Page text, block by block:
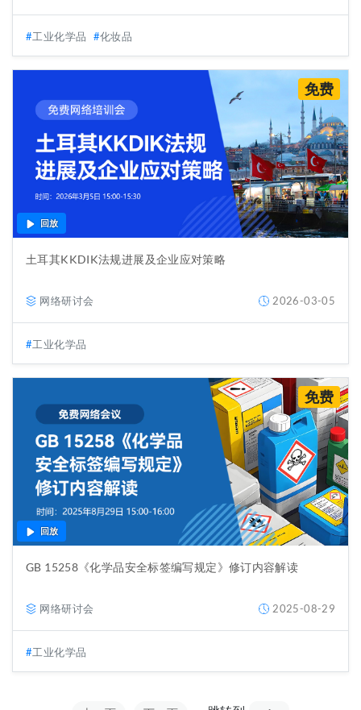
工业化学品 化妆品
回放
免费
土耳其KKDIK法规进展及企业应对策略
网络研讨会 2026-03-05
工业化学品
回放
免费
GB 15258《化学品安全标签编写规定》修订内容解读
网络研讨会 2025-08-29
工业化学品